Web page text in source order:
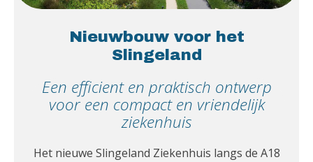
Nieuwbouw voor het
Slingeland
Een efficient en praktisch ontwerp
voor een compact en vriendelijk
ziekenhuis
Het nieuwe Slingeland Ziekenhuis langs de A18